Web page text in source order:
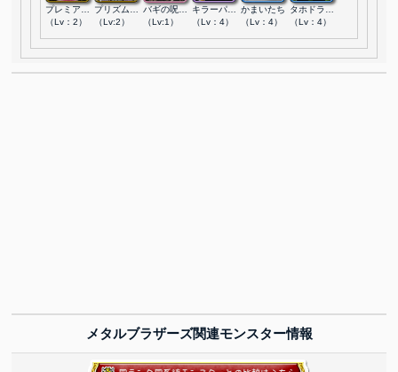
プレミアムスライム
（Lv：2）
プリズムタワー
（Lv:2）
バギの呪文書
（Lv:1）
キラーパンサー
（Lv：4）
かまいたち
（Lv：4）
タホドラキー
（Lv：4）
メタルブラザーズ関連モンスター情報